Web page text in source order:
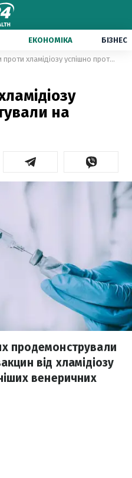
ЕКОНОМІКА БІЗНЕС
Вакцини проти хламідіозу успішно протестували на людях
на
продемонстрували
від хламідіозу
венеричних